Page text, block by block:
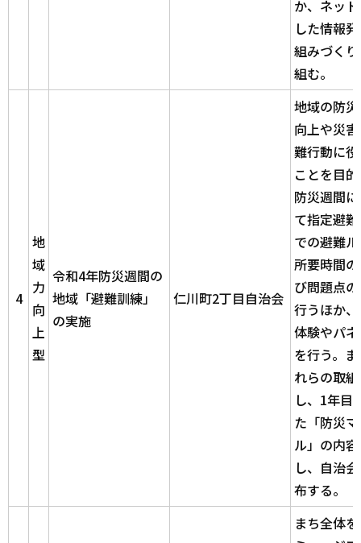
か、ネッ
した情報
組みづく
組む。
4
地
域
力
向
上
型
令和4年防災週間の
地域「避難訓練」
の実施
仁川町2丁目自治会
地域の防
向上や災
難行動に
ことを目
防災週間
て指定避
での避難
所要時間
び問題点
行うほか
体験やパ
を行う。
れらの取
し、1年目
た「防災
ル」の内
し、自治
布する。
まち全体